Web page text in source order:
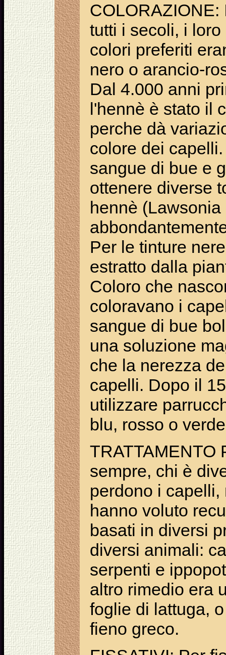
COLORAZIONE:
tutti i secoli, i loro
colori preferiti
nero o arancio-
Dal 4.000 anni
l'hennè è stato il
perche dà
colore dei
sangue di bue e
ottenere diverse
hennè
Per le tinture
estratto dalla
Coloro che
coloravano i
sangue di bue
una soluzione
che la nerezza
capelli. Dopo il
utilizzare
blu, rosso o
TRATTAMENTO
sempre, chi è
perdono i
hanno voluto
basati in diversi
diversi animali:
serpenti e
altro rimedio era
foglie di lattuga,
fieno greco.